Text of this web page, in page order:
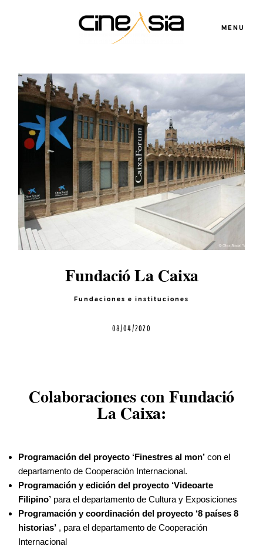
MENU
Fundació La Caixa
Fundaciones e instituciones
08/04/2020
Colaboraciones con Fundació
La Caixa:
Programación del proyecto ‘Finestres al mon’ con el
departamento de Cooperación Internacional.
Programación y edición del proyecto ‘Videoarte
Filipino’ para el departamento de Cultura y Exposiciones
Programación y coordinación del proyecto ‘8 países 8
historias’ , para el departamento de Cooperación
Internacional
Servicios
Cursos
Equipo
Blog
Agenda